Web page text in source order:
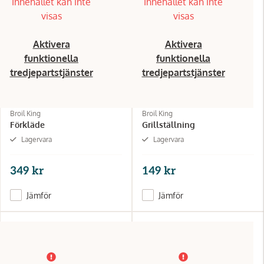
visas
Aktivera
funktionella
tredjepartstjänster
Broil King
Förkläde
Lagervara
349 kr
Jämför
visas
Aktivera
funktionella
tredjepartstjänster
Broil King
Grillställning
Lagervara
149 kr
Jämför